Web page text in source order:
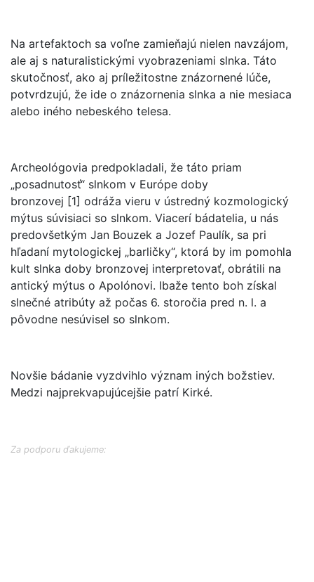
Na artefaktoch sa voľne zamieňajú nielen navzájom,
ale aj s naturalistickými vyobrazeniami slnka. Táto
skutočnosť, ako aj príležitostne znázornené lúče,
potvrdzujú, že ide o znázornenia slnka a nie mesiaca
alebo iného nebeského telesa.
Archeológovia predpokladali, že táto priam
„posadnutosť“ slnkom v Európe doby
bronzovej [1] odráža vieru v ústredný kozmologický
mýtus súvisiaci so slnkom. Viacerí bádatelia, u nás
predovšetkým Jan Bouzek a Jozef Paulík, sa pri
hľadaní mytologickej „barličky“, ktorá by im pomohla
kult slnka doby bronzovej interpretovať, obrátili na
antický mýtus o Apolónovi. Ibaže tento boh získal
slnečné atribúty až počas 6. storočia pred n. l. a
pôvodne nesúvisel so slnkom.
Novšie bádanie vyzdvihlo význam iných božstiev.
Medzi najprekvapujúcejšie patrí Kirké.
Za podporu ďakujeme: